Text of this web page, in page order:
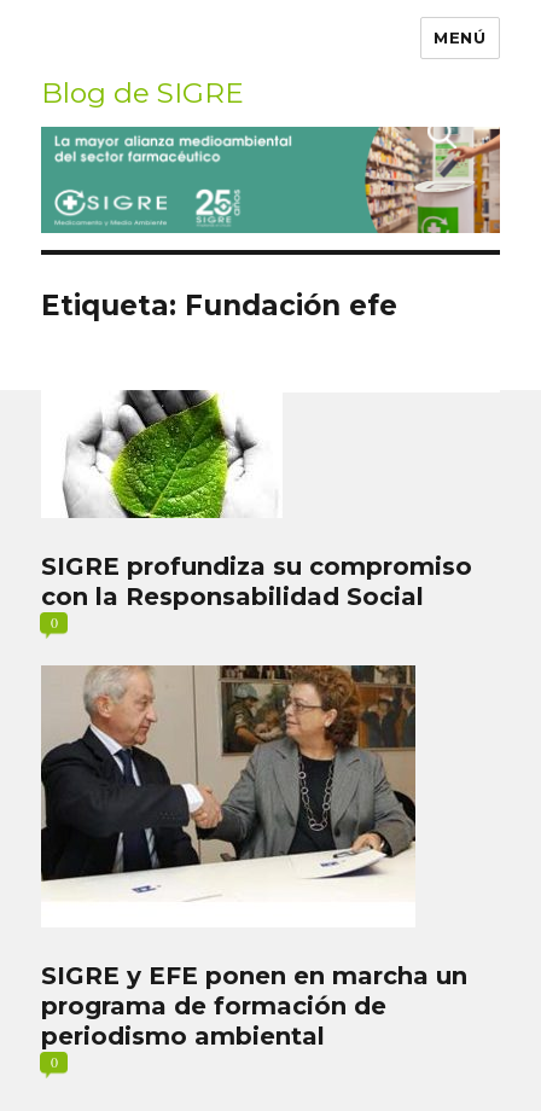
MENÚ
Blog de SIGRE
Buscar
por:
Etiqueta: Fundación efe
SIGRE profundiza su compromiso
con la Responsabilidad Social
0
SIGRE y EFE ponen en marcha un
programa de formación de
periodismo ambiental
0